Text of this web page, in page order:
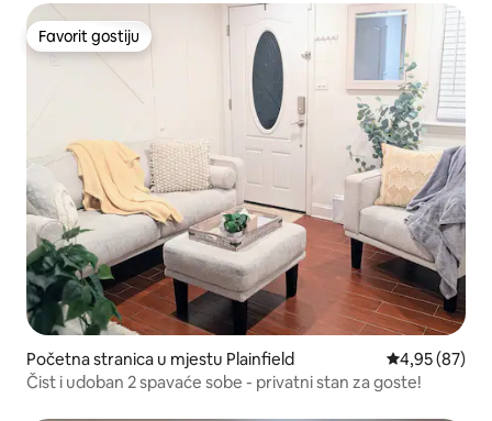
Favorit gostiju
Favorit gostiju
Početna stranica u mjestu Plainfield prosječna
4,95 (87)
Čist i udoban 2 spavaće sobe - privatni stan za goste!